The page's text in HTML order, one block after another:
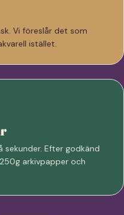
Vi föreslår det som
istället.
sekunder. Efter godkänd
arkivpapper och